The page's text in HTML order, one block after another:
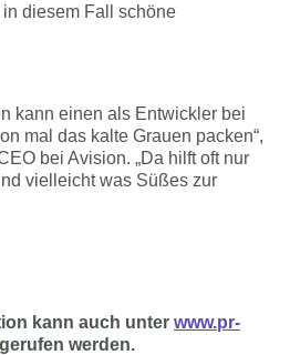
diesem Fall schöne
kann einen als Entwickler bei
mal das kalte Grauen packen“,
bei Avision. „Da hilft oft nur
vielleicht was Süßes zur
kann auch unter www.pr-
werden.